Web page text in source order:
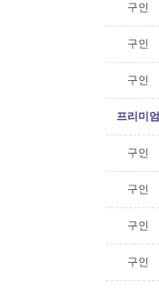
구인
구인
구인
프리미엄
구인
구인
구인
구인